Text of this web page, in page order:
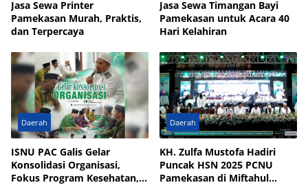
Jasa Sewa Printer
Pamekasan Murah, Praktis,
dan Terpercaya
Jasa Sewa Timangan Bayi
Pamekasan untuk Acara 40
Hari Kelahiran
Daerah
ISNU PAC Galis Gelar
Konsolidasi Organisasi,
Fokus Program Kesehatan,
Daerah
KH. Zulfa Mustofa Hadiri
Puncak HSN 2025 PCNU
Pamekasan di Miftahul